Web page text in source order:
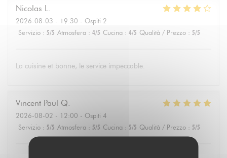
Nicolas L
2026-08-03 - 19:30 - Ospiti 2
Servizio : 5/5 Atmosfera : 4/5 Cucina : 4/5 Qualità / Prezzo : 5/5
La cuisine et bonne, le service impeccable.
Vincent Paul Q
2026-08-02 - 12:00 - Ospiti 4
Servizio : 5/5 Atmosfera : 5/5 Cucina : 5/5 Qualità / Prezzo : 5/5